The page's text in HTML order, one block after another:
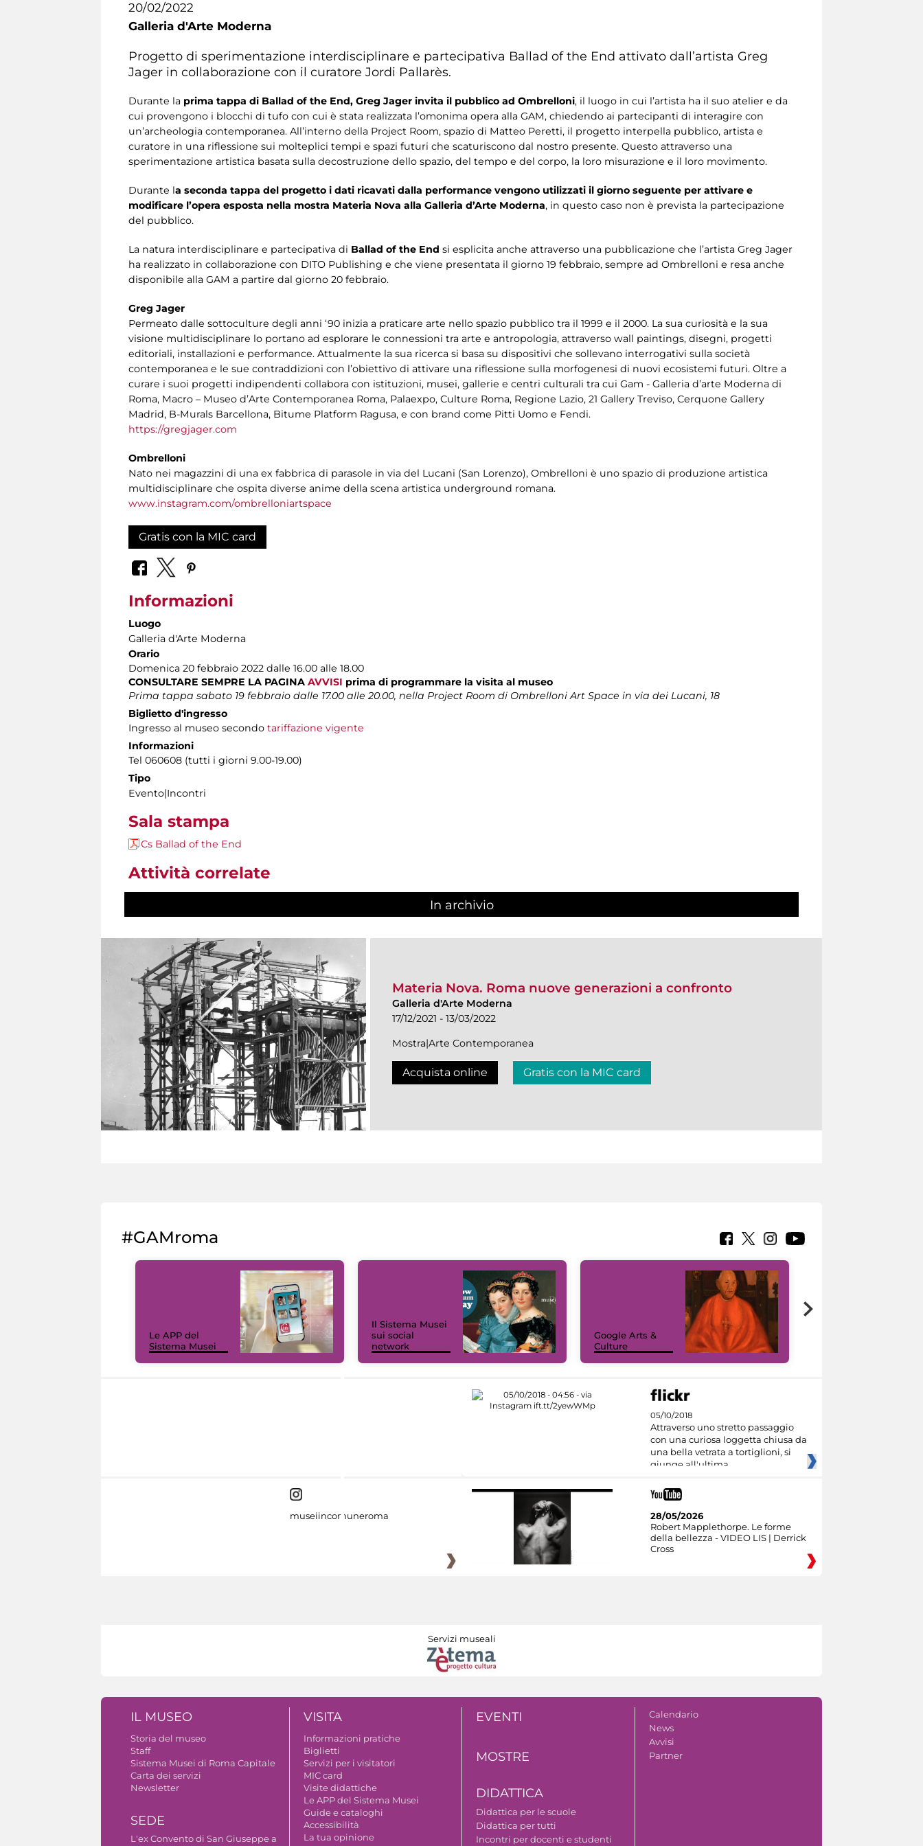
20/02/2022
Galleria d'Arte Moderna
Progetto di sperimentazione interdisciplinare e partecipativa Ballad of the End attivato dall’artista Greg
Jager in collaborazione con il curatore Jordi Pallarès.
Durante la prima tappa di Ballad of the End, Greg Jager invita il pubblico ad Ombrelloni, il luogo in cui l’artista ha il suo atelier e da
cui provengono i blocchi di tufo con cui è stata realizzata l’omonima opera alla GAM, chiedendo ai partecipanti di interagire con
un’archeologia contemporanea. All’interno della Project Room, spazio di Matteo Peretti, il progetto interpella pubblico, artista e
curatore in una riflessione sui molteplici tempi e spazi futuri che scaturiscono dal nostro presente. Questo attraverso una
sperimentazione artistica basata sulla decostruzione dello spazio, del tempo e del corpo, la loro misurazione e il loro movimento.
Durante la seconda tappa del progetto i dati ricavati dalla performance vengono utilizzati il giorno seguente per attivare e
modificare l’opera esposta nella mostra Materia Nova alla Galleria d’Arte Moderna, in questo caso non è prevista la partecipazione
del pubblico.
La natura interdisciplinare e partecipativa di Ballad of the End si esplicita anche attraverso una pubblicazione che l’artista Greg Jager
ha realizzato in collaborazione con DITO Publishing e che viene presentata il giorno 19 febbraio, sempre ad Ombrelloni e resa anche
disponibile alla GAM a partire dal giorno 20 febbraio.
Greg Jager
Permeato dalle sottoculture degli anni ‘90 inizia a praticare arte nello spazio pubblico tra il 1999 e il 2000. La sua curiosità e la sua
visione multidisciplinare lo portano ad esplorare le connessioni tra arte e antropologia, attraverso wall paintings, disegni, progetti
editoriali, installazioni e performance. Attualmente la sua ricerca si basa su dispositivi che sollevano interrogativi sulla società
contemporanea e le sue contraddizioni con l’obiettivo di attivare una riflessione sulla morfogenesi di nuovi ecosistemi futuri. Oltre a
curare i suoi progetti indipendenti collabora con istituzioni, musei, gallerie e centri culturali tra cui Gam - Galleria d’arte Moderna di
Roma, Macro – Museo d’Arte Contemporanea Roma, Palaexpo, Culture Roma, Regione Lazio, 21 Gallery Treviso, Cerquone Gallery
Madrid, B-Murals Barcellona, Bitume Platform Ragusa, e con brand come Pitti Uomo e Fendi.
https://gregjager.com
Ombrelloni
Nato nei magazzini di una ex fabbrica di parasole in via del Lucani (San Lorenzo), Ombrelloni è uno spazio di produzione artistica
multidisciplinare che ospita diverse anime della scena artistica underground romana.
www.instagram.com/ombrelloniartspace
Gratis con la MIC card
Informazioni
Luogo
Galleria d'Arte Moderna
Orario
Domenica 20 febbraio 2022 dalle 16.00 alle 18.00
CONSULTARE SEMPRE LA PAGINA AVVISI prima di programmare la visita al museo
Prima tappa sabato 19 febbraio dalle 17.00 alle 20.00, nella Project Room di Ombrelloni Art Space in via dei Lucani, 18
Biglietto d'ingresso
Ingresso al museo secondo tariffazione vigente
Informazioni
Tel 060608 (tutti i giorni 9.00-19.00)
Tipo
Evento|Incontri
Sala stampa
Cs Ballad of the End
Attività correlate
In archivio
Materia Nova. Roma nuove generazioni a confronto
Galleria d'Arte Moderna
17/12/2021 - 13/03/2022
Mostra|Arte Contemporanea
Acquista online Gratis con la MIC card
#GAMroma
Le APP del
Sistema Musei
Il Sistema Musei
sui social
network
Google Arts &
Culture
05/10/2018
Attraverso uno stretto passaggio
con una curiosa loggetta chiusa da
una bella vetrata a tortiglioni, si
giunge all'ultima
museiincomuneroma
28/05/2026
Robert Mapplethorpe. Le forme
della bellezza - VIDEO LIS | Derrick
Cross
Servizi museali
IL MUSEO
Storia del museo
Staff
Sistema Musei di Roma Capitale
Carta dei servizi
Newsletter
SEDE
L'ex Convento di San Giuseppe a
VISITA
Informazioni pratiche
Biglietti
Servizi per i visitatori
MIC card
Visite didattiche
Le APP del Sistema Musei
Guide e cataloghi
Accessibilità
La tua opinione
EVENTI
MOSTRE
DIDATTICA
Didattica per le scuole
Didattica per tutti
Incontri per docenti e studenti
Calendario
News
Avvisi
Partner